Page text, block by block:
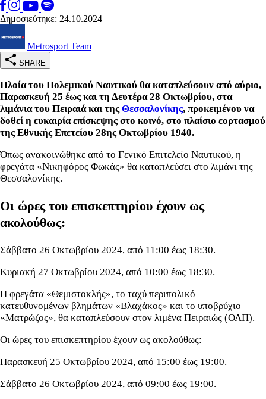
Δημοσιεύτηκε: 24.10.2024
Metrosport Team
SHARE
Πλοία του Πολεμικού Ναυτικού θα καταπλεύσουν από αύριο,
Παρασκευή 25 έως και τη Δευτέρα 28 Οκτωβρίου, στα
λιμάνια του Πειραιά και τηςΘεσσαλονίκης, προκειμένου να
δοθεί η ευκαιρία επίσκεψης στο κοινό, στο πλαίσιο εορτασμού
της Εθνικής Επετείου 28ης Οκτωβρίου 1940.
Όπως ανακοινώθηκε από το Γενικό Επιτελείο Ναυτικού, η
φρεγάτα «Νικηφόρος Φωκάς» θα καταπλεύσει στο λιμάνι της
Θεσσαλονίκης.
Οι ώρες του επισκεπτηρίου έχουν ως
ακολούθως:
Σάββατο 26 Οκτωβρίου 2024, από 11:00 έως 18:30.
Κυριακή 27 Οκτωβρίου 2024, από 10:00 έως 18:30.
Η φρεγάτα «Θεμιστοκλής», το ταχύ περιπολικό
κατευθυνομένων βλημάτων «Βλαχάκος» και το υποβρύχιο
«Ματρώζος», θα καταπλεύσουν στον λιμένα Πειραιώς (ΟΛΠ).
Οι ώρες του επισκεπτηρίου έχουν ως ακολούθως:
Παρασκευή 25 Οκτωβρίου 2024, από 15:00 έως 19:00.
Σάββατο 26 Οκτωβρίου 2024, από 09:00 έως 19:00.